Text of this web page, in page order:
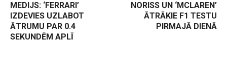
MEDIJS: ‘FERRARI’
IZDEVIES UZLABOT
ĀTRUMU PAR 0.4
SEKUNDĒM APLĪ
NORISS UN ‘MCLAREN’
ĀTRĀKIE F1 TESTU
PIRMAJĀ DIENĀ